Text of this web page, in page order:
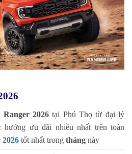
Ranger 2026 tại Phú Thọ từ đại lý
hưởng ưu đãi nhiều nhất trên toàn
tốt nhất trong tháng này